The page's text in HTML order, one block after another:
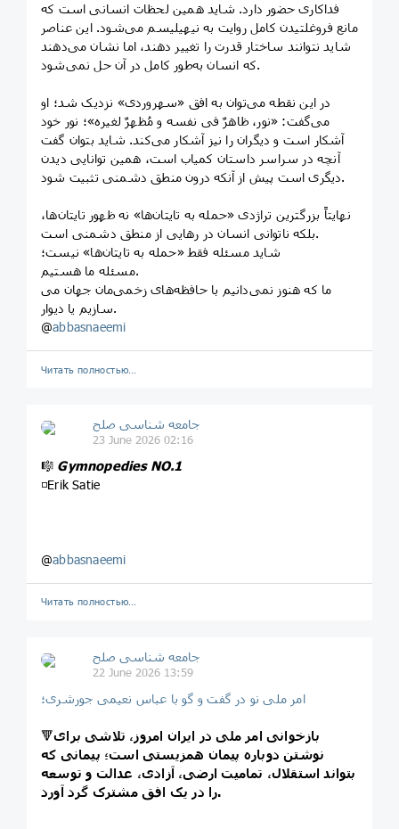
فداکاری حضور دارد. شاید همین لحظات انسانی است که
مانع فروغلتیدن کامل روایت به نیهیلیسم می‌شود. این عناصر
شاید نتوانند ساختار قدرت را تغییر دهند، اما نشان می‌دهند
که انسان به‌طور کامل در آن حل نمی‌شود.
در این نقطه می‌توان به افق «سهروردی» نزدیک شد؛ او
می‌گفت: «نور، ظاهرٌ فی نفسه و مُظهرٌ لغیره»؛ نور خود
آشکار است و دیگران را نیز آشکار می‌کند. شاید بتوان گفت
آنچه در سراسر داستان کمیاب است، همین توانایی دیدن
دیگری است پیش از آنکه درون منطق دشمنی تثبیت شود.
نهایتاً بزرگترین تراژدی «حمله به تایتان‌ها» نه ظهور تایتان‌ها،
بلکه ناتوانی انسان در رهایی از منطق دشمنی است.
شاید مسئله فقط «حمله به تایتان‌ها» نیست؛
مسئله ما هستیم.
ما که هنوز نمی‌دانیم با حافظه‌های زخمی‌مان جهان می
سازیم یا دیوار.
@abbasnaeemi
Читать полностью…
جامعه شناسی صلح
23 June 2026 02:16
🎼 Gymnopedies NO.1
◽Erik Satie
@abbasnaeemi
Читать полностью…
جامعه شناسی صلح
22 June 2026 13:59
امر ملی نو در گفت و گو با عباس نعیمی جورشری؛
🔻بازخوانی امر ملی در ایران امروز، تلاشی برای
نوشتن دوباره پیمان همزیستی است؛ پیمانی که
بتواند استقلال، تمامیت ارضی، آزادی، عدالت و توسعه
را در یک افق مشترک گرد آورد.